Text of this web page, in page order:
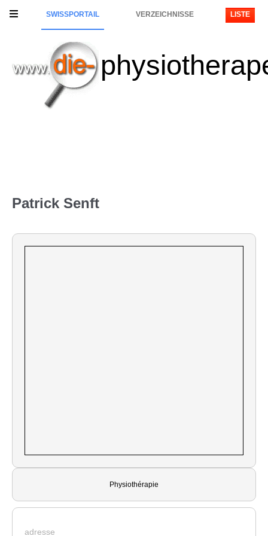
SWISSPORTAIL VERZEICHNISSE LISTE
Patrick Senft
Physiothérapie
adresse